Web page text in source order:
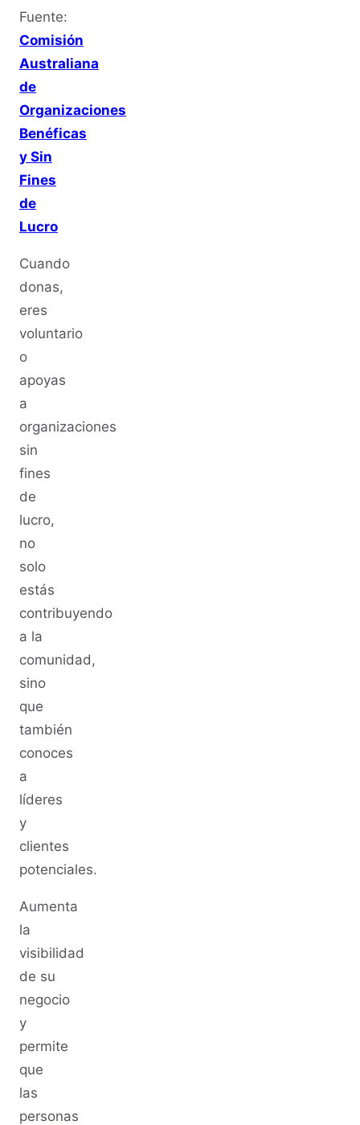
Fuente:
Comisión
Australiana
de
Organizaciones
Benéficas
y Sin
Fines
de
Lucro
Cuando
donas,
eres
voluntario
o
apoyas
a
organizaciones
sin
fines
de
lucro,
no
solo
estás
contribuyendo
a la
comunidad,
sino
que
también
conoces
a
líderes
y
clientes
potenciales.
Aumenta
la
visibilidad
de su
negocio
y
permite
que
las
personas